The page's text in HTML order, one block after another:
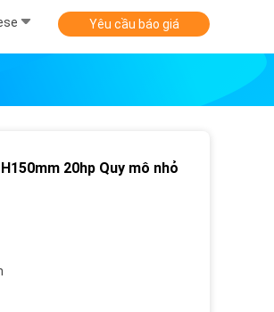
Yêu cầu báo giá
20hp Quy mô nhỏ